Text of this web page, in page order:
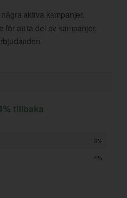
aktiva kampanjer.
för att ta del av kampanjer,
tillbaka
3%
4%